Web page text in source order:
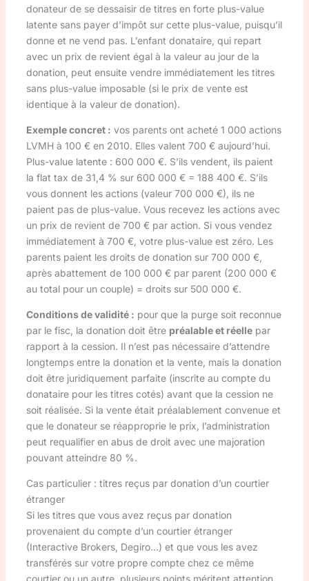
donateur de se dessaisir de titres en forte plus-value
latente sans payer d’impôt sur cette plus-value, puisqu’il
donne et ne vend pas. L’enfant donataire, qui repart
avec un prix de revient égal à la valeur au jour de la
donation, peut ensuite vendre immédiatement les titres
sans plus-value imposable (si le prix de vente est
identique à la valeur de donation).
Exemple concret : vos parents ont acheté 1 000 actions
LVMH à 100 € en 2010. Elles valent 700 € aujourd’hui.
Plus-value latente : 600 000 €. S’ils vendent, ils paient
la flat tax de 31,4 % sur 600 000 € = 188 400 €. S’ils
vous donnent les actions (valeur 700 000 €), ils ne
paient pas de plus-value. Vous recevez les actions avec
un prix de revient de 700 € par action. Si vous vendez
immédiatement à 700 €, votre plus-value est zéro. Les
parents paient les droits de donation sur 700 000 €,
après abattement de 100 000 € par parent (200 000 €
au total pour un couple) = droits sur 500 000 €.
Conditions de validité : pour que la purge soit reconnue
par le fisc, la donation doit être préalable et réellepar
rapport à la cession. Il n’est pas nécessaire d’attendre
longtemps entre la donation et la vente, mais la donation
doit être juridiquement parfaite (inscrite au compte du
donataire pour les titres cotés) avant que la cession ne
soit réalisée. Si la vente était préalablement convenue et
que le donateur se réapproprie le prix, l’administration
peut requalifier en abus de droit avec une majoration
pouvant atteindre 80 %.
Cas particulier : titres reçus par donation d’un courtier
étranger
Si les titres que vous avez reçus par donation
provenaient du compte d’un courtier étranger
(Interactive Brokers, Degiro…) et que vous les avez
transférés sur votre propre compte chez ce même